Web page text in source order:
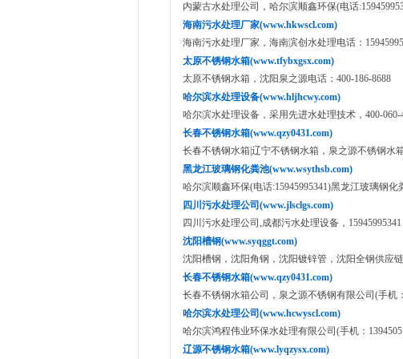
内蒙古水处理公司，哈尔滨顺鑫环保(电话
海南污水处理厂家(www.hkwscl.com)
海南污水处理厂家，海南滨创水处理电话：
太原不锈钢水箱(www.tfybxgsx.com)
太原不锈钢水箱，沈阳泉之源电话：400-186-8688
哈尔滨水处理设备(www.hljhcwy.com)
哈尔滨水处理设备，采用先进水处理技术，400-060-
长春不锈钢水箱(www.qzy0431.com)
长春不锈钢水箱|辽宁不锈钢水箱，泉之源不锈钢水
黑龙江玻璃钢化粪池(www.wsythsb.com)
哈尔滨顺鑫环保(电话:15945995341)黑龙江玻璃钢化
四川污水处理公司(www.jlsclgs.com)
四川污水处理公司,成都污水处理设备，15945995341
沈阳槽钢(www.syqggt.com)
沈阳槽钢，沈阳角钢，沈阳镀锌管，沈阳全钢供应链
长春不锈钢水箱(www.qzy0431.com)
长春不锈钢水箱公司，泉之源不锈钢有限公司(手机
哈尔滨水处理公司(www.hcwyscl.com)
哈尔滨鸿程伟业环保水处理有限公司(手机：
辽源不锈钢水箱(www.lyqzysx.com)